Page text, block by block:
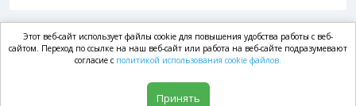
market.com
Этот веб-сайт использует файлы cookie для повышения удобства работы с веб-
сайтом. Переход по ссылке на наш веб-сайт или работа на веб-сайте подразумевают
согласие с политикой использования cookie файлов.
Принять